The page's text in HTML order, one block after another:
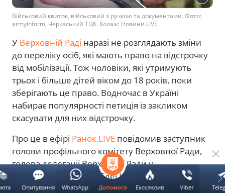
Військовий квиток, військовий з ручкою та документами. Фото:
armyinform, Черкаський ТЦК. Колаж: Новини.LIVE
У Верховній Раді наразі не розглядають зміни
до переліку осіб, які мають право на відстрочку
від мобілізації. Тож чоловіки, які утримують
трьох і більше дітей віком до 18 років, поки
зберігають це право. Водночас в Україні
набирає популярності петиція із закликом
скасувати для них відстрочку.
Про це в ефірі Ранок.LIVE повідомив заступник
голови профільного комітету Верховної Ради,
голова делегації Верховної Ради у
Парламентській асамблеї НАТО Єгор Чернєв.
Допомога Ексклюзив Viber
Опитування WhatsApp